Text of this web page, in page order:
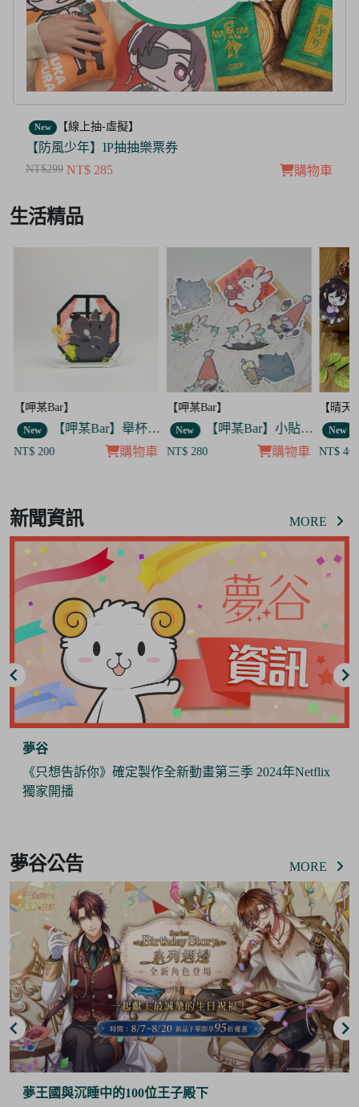
New 【線上抽-虛擬】
【茜色線上抽票券】限量周邊抽抽樂
NT$100 NT$ 50
購物車
3
生活精品
【呷某Bar】
New 【呷某Bar】小貼紙 7入套組
NT$ 280 購物車
【晴天咖啡館】
New 【晴天咖啡館】吊飾套組
NT$ 400 購物車
【呷
New
NT$
of
8
新聞資訊 MORE
夢谷
《只想告訴你》確定製作全新動畫第三季 2024年Netflix
獨家開播
of
6
夢谷公告 MORE
夢王國與沉睡中的100位王子殿下